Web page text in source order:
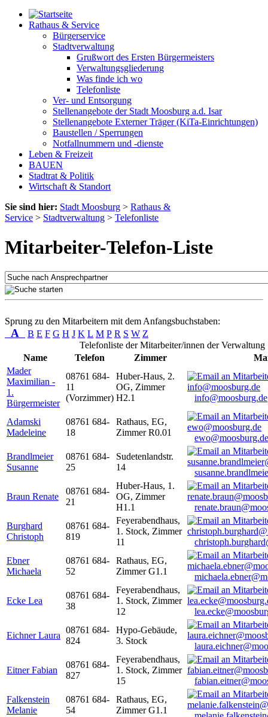
Rathaus & Service
Bürgerservice
Stadtverwaltung
Grußwort des Ersten Bürgermeisters
Verwaltungsgliederung
Was finde ich wo
Telefonliste
Ver- und Entsorgung
Stellenangebote der Stadt Moosburg a.d. Isar
Stellenangebote Externer Träger (KiTa-Einrichtungen)
Baustellen / Sperrungen
Notfallnummern und -dienste
Leben & Freizeit
BAUEN
Stadtrat & Politik
Wirtschaft & Standort
Sie sind hier: Stadt Moosburg > Rathaus &
Service > Stadtverwaltung > Telefonliste
Mitarbeiter-Telefon-Liste
Sprung zu den Mitarbeitern mit dem Anfangsbuchstaben:
A B E F G H J K L M P R S W Z
Telefonliste der Mitarbeiter/innen der Verwaltung
Name
Telefon Zimmer
Mader
Maximilian -
1.
Bürgermeister
08761 684-
11
(Vorzimmer)
Huber-Haus, 2.
OG, Zimmer
H2.1
info@moosburg.de
Adamski
Madeleine
08761 684-
18
Rathaus, EG,
Zimmer R0.01
ewo@moosburg.de
Brandlmeier
Susanne
08761 684-
25
Sudetenlandstr.
14
Braun Renate
08761 684-
21
Huber-Haus, 1.
OG, Zimmer
H1.1
Burghard
Christoph
08761 684-
819
Feyerabendhaus,
1. Stock, Zimmer
11
Ebner
Michaela
08761 684-
52
Rathaus, EG,
Zimmer G1.1
Ecke Lea
08761 684-
38
Feyerabendhaus,
1. Stock, Zimmer
12
Eichner Laura
08761 684-
824
Hypo-Gebäude,
3. Stock
Eitner Fabian
08761 684-
827
Feyerabendhaus,
1. Stock, Zimmer
15
Falkenstein
Melanie
08761 684-
54
Rathaus, EG,
Zimmer G1.1